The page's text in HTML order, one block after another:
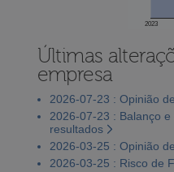
2023
Últimas
empresa
2026-07-23 : Opinião
2026-07-23 : Balanço
resultados
2026-03-25 : Opinião
2026-03-25 : Risco de